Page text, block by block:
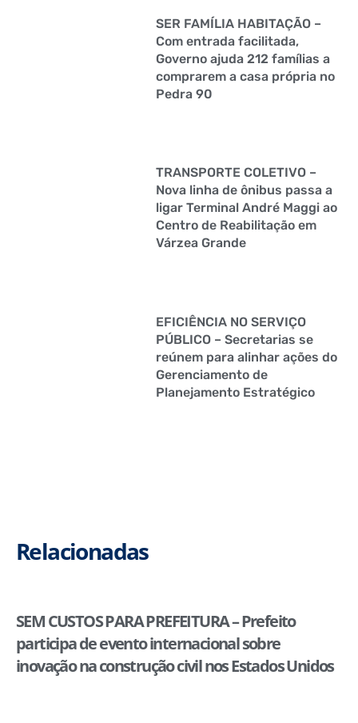
SER FAMÍLIA HABITAÇÃO –
Com entrada facilitada,
Governo ajuda 212 famílias a
comprarem a casa própria no
Pedra 90
TRANSPORTE COLETIVO –
Nova linha de ônibus passa a
ligar Terminal André Maggi ao
Centro de Reabilitação em
Várzea Grande
EFICIÊNCIA NO SERVIÇO
PÚBLICO – Secretarias se
reúnem para alinhar ações do
Gerenciamento de
Planejamento Estratégico
Relacionadas
SEM CUSTOS PARA PREFEITURA – Prefeito
participa de evento internacional sobre
inovação na construção civil nos Estados Unidos